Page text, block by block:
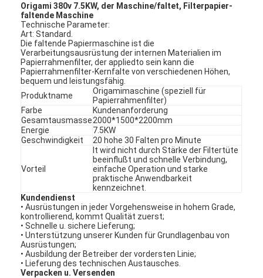
Origami 380v 7.5KW, der Maschine/faltet, Filterpapier-
faltende Maschine
Technische Parameter:
Art: Standard.
Die faltende Papiermaschine ist die
Verarbeitungsausrüstung der internen Materialien im
Papierrahmenfilter, der appliedto sein kann die
Papierrahmenfilter-Kernfalte von verschiedenen Höhen,
bequem und leistungsfähig.
Produktname
Origamimaschine (speziell für
Papierrahmenfilter)
Farbe
Kundenanforderung
Gesamtausmasse2000*1500*2200mm
Energie
7.5KW
Geschwindigkeit
20 hohe 30 Falten pro Minute
Vorteil
lt wird nicht durch Stärke der Filtertüte
beeinflußt und schnelle Verbindung,
einfache Operation und starke
praktische Anwendbarkeit
kennzeichnet.
Kundendienst
• Ausrüstungen in jeder Vorgehensweise in hohem Grade,
kontrollierend, kommt Qualität zuerst;
• Schnelle u. sichere Lieferung;
• Unterstützung unserer Kunden für Grundlagenbau von
Ausrüstungen;
• Ausbildung der Betreiber der vordersten Linie;
• Lieferung des technischen Austausches.
Verpacken u. Versenden